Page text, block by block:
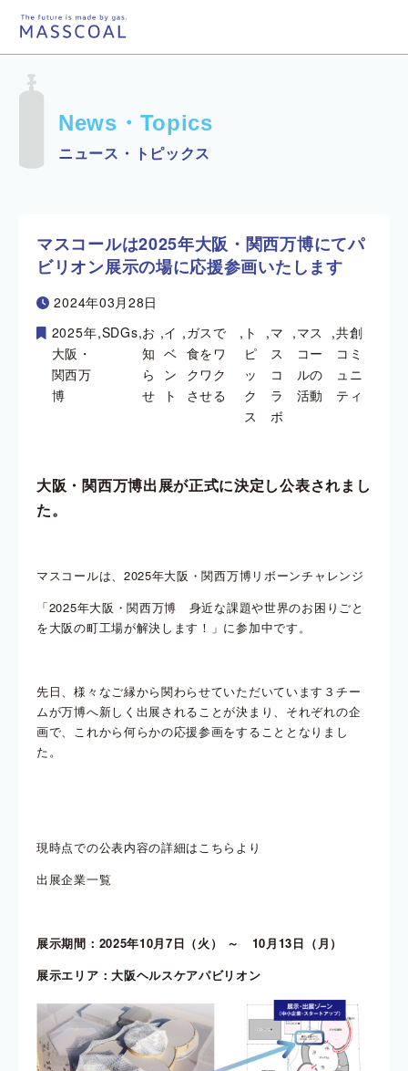
News・Topics
ニュース・トピックス
マスコールは2025年大阪・関西万博にてパ
ビリオン展示の場に応援参画いたします
2024年03月28日
2025年
大阪・
関西万
博
,SDGs,お
知
ら
せ
,イ
ベ
ン
ト
,ガスで
食をワ
クワク
させる
, ト
ピ
ッ
ク
ス
,マ
ス
コ
ラ
ボ
,マス
コー
ルの
活動
,共創
コミ
ュニ
ティ
大阪・関西万博出展が正式に決定し公表されまし
た。
マスコールは、2025年大阪・関西万博リボーンチャレンジ
「2025年大阪・関西万博 身近な課題や世界のお困りごと
を大阪の町工場が解決します！」に参加中です。
先日、様々なご縁から関わらせていただいています３チー
ムが万博へ新しく出展されることが決まり、それぞれの企
画で、これから何らかの応援参画をすることとなりまし
た。
現時点での公表内容の詳細はこちらより
出展企業一覧
展示期間：2025年10月7日（火） ～ 10月13日（月）
展示エリア：大阪ヘルスケアパビリオン